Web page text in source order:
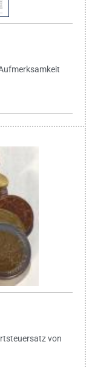
von